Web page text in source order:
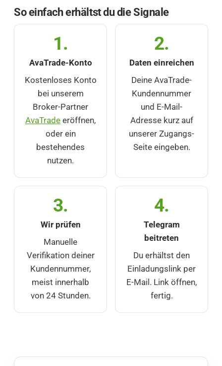
So einfach erhältst du die Signale
1.
AvaTrade-Konto
Kostenloses Konto
bei unserem
Broker-Partner
AvaTrade eröffnen,
oder ein
bestehendes
nutzen.
2.
Daten einreichen
Deine AvaTrade-
Kundennummer
und E-Mail-
Adresse kurz auf
unserer Zugangs-
Seite eingeben.
3.
Wir prüfen
Manuelle
Verifikation deiner
Kundennummer,
meist innerhalb
von 24 Stunden.
4.
Telegram
beitreten
Du erhältst den
Einladungslink per
E-Mail. Link öffnen,
fertig.